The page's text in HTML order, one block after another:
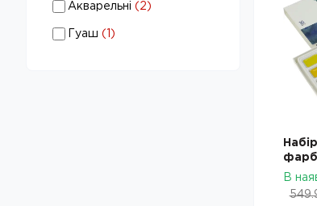
Акварельні ( 2 )
Вид фарби - Акварельні
Гуаш ( )
Вид фарби - Гуаш
фарб
В